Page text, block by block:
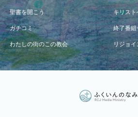
聖書を開こう キリス
ガチコミ 終了番組
わたしの街のこの教会 リジョイ